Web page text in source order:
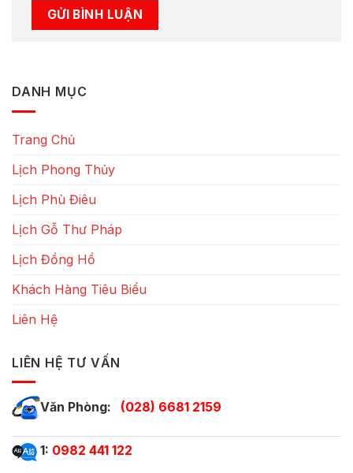
DANH MỤC
Trang Chủ
Lịch Phong Thủy
Lịch Phù Điêu
Lịch Gỗ Thư Pháp
Lịch Đồng Hồ
Khách Hàng Tiêu Biểu
Liên Hệ
LIÊN HỆ TƯ VẤN
Văn Phòng: (028) 6681 2159
1: 0982 441 122